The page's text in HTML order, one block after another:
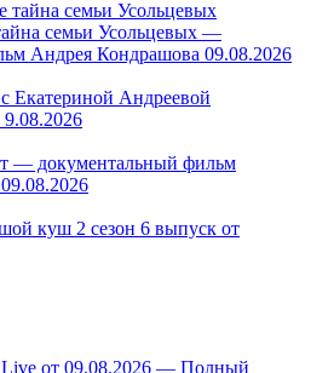
семьи Усольцевых —
Андрея Кондрашова 09.08.2026
9.08.2026
— документальный фильм
куш 2 сезон 6 выпуск от
Live от 09.08.2026 — Полный